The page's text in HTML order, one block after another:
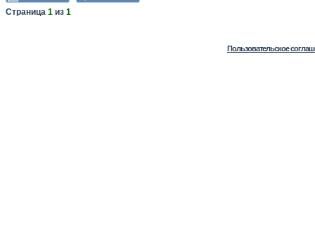
Страница 1 из 1
Пользовательское